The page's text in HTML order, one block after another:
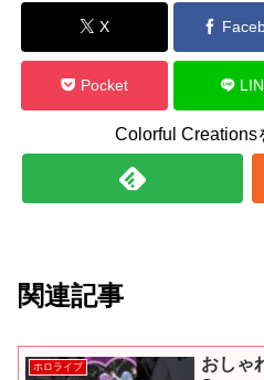
X
Pocket
Colorful Creations
関連記事
ホロライブ
おしゃ